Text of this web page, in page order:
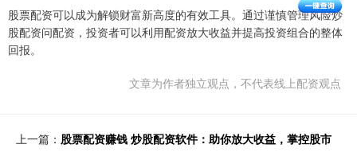
股票配资可以成为解锁财富新高度的有效工具。通过谨慎管理风险炒
股配资问配资，投资者可以利用配资放大收益并提高投资组合的整体
回报。
文章为作者独立观点，不代表线上配资观点
上一篇： 股票配资赚钱 炒股配资软件：助你放大收益，掌控股市